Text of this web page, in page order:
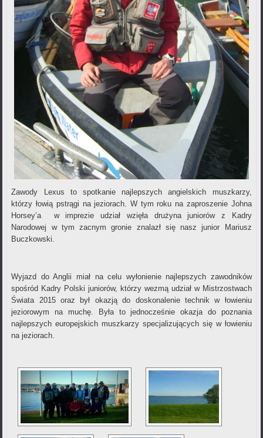
Zawody Lexus to spotkanie najlepszych angielskich muszkarzy,
którzy łowią pstrągi na jeziorach. W tym roku na zaproszenie Johna
Horsey’a w imprezie udział wzięła drużyna juniorów z Kadry
Narodowej w tym zacnym gronie znalazł się nasz junior Mariusz
Buczkowski.
Wyjazd do Anglii miał na celu wyłonienie najlepszych zawodników
spośród Kadry Polski juniorów, którzy wezmą udział w Mistrzostwach
Świata 2015 oraz był okazją do doskonalenie technik w łowieniu
jeziorowym na muchę. Była to jednocześnie okazja do poznania
najlepszych europejskich muszkarzy specjalizujących się w łowieniu
na jeziorach.